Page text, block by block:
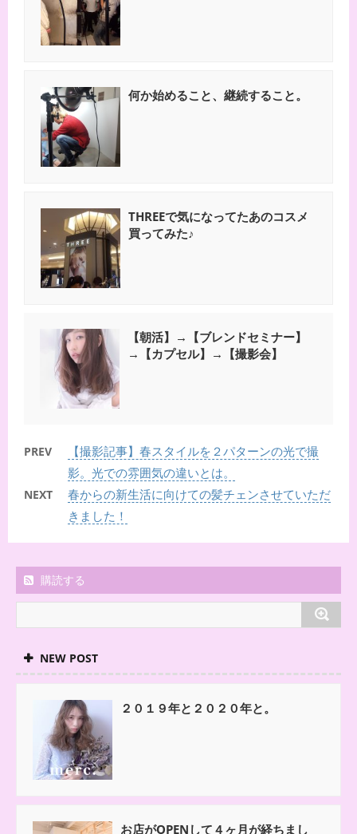
何か始めること、継続すること。
THREEで気になってたあのコスメ
買ってみた♪
【朝活】→【ブレンドセミナー】
→【カプセル】→【撮影会】
PREV
【撮影記事】春スタイルを２パターンの光で撮
影。光での雰囲気の違いとは。
NEXT
春からの新生活に向けての髪チェンさせていただ
きました！
購読する
NEW POST
２０１９年と２０２０年と。
お店がOPENして４ヶ月が経ちまし